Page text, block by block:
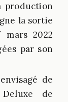
production
la sortie
2022
par son
de
de